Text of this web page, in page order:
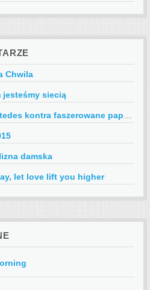
Chwila
jesteśmy siecią
kontra faszerowane papryczki
damska
let love lift you higher